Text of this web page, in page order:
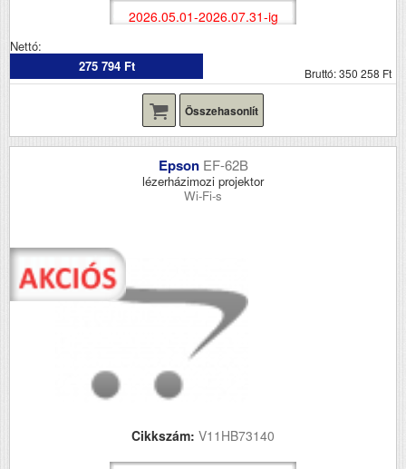
2026.05.01-2026.07.31-ig
Nettó:
275 794 Ft
Bruttó: 350 258 Ft
Összehasonlít
Epson EF-62B
lézerházimozi projektor
Wi-Fi-s
Cikkszám: V11HB73140